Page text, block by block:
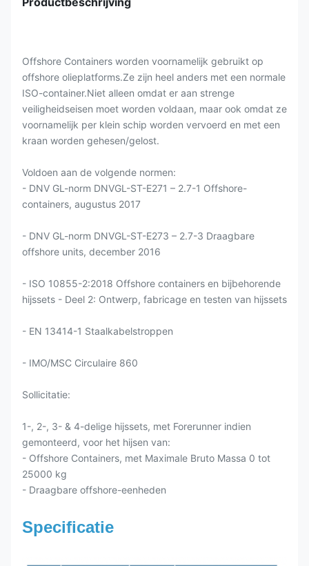
Offshore Containers worden voornamelijk gebruikt op
offshore olieplatforms.Ze zijn heel anders met een normale
ISO-container.Niet alleen omdat er aan strenge
veiligheidseisen moet worden voldaan, maar ook omdat ze
voornamelijk per klein schip worden vervoerd en met een
kraan worden gehesen/gelost.
Voldoen aan de volgende normen:
- DNV GL-norm DNVGL-ST-E271 – 2.7-1 Offshore-
containers, augustus 2017
- DNV GL-norm DNVGL-ST-E273 – 2.7-3 Draagbare
offshore units, december 2016
- ISO 10855-2:2018 Offshore containers en bijbehorende
hijssets - Deel 2: Ontwerp, fabricage en testen van hijssets
- EN 13414-1 Staalkabelstroppen
- IMO/MSC Circulaire 860
Sollicitatie:
1-, 2-, 3- & 4-delige hijssets, met Forerunner indien
gemonteerd, voor het hijsen van:
- Offshore Containers, met Maximale Bruto Massa 0 tot
25000 kg
- Draagbare offshore-eenheden
Specificatie